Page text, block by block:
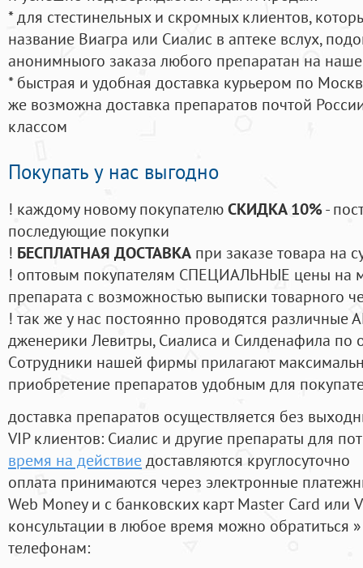
* для стестинельных и скромных клиентов,
название Виагра или Сиалис в аптеке вслух,
анонимныого заказа любого препаратан на
* быстрая и удобная доставка курьером по
же возможна доставка препаратов почтой
классом
Покупать у нас выгодно
! каждому новому покупателюСКИДКА 10%-
последующие покупки
! БЕСПЛАТНАЯ ДОСТАВКА при заказе товара на
! оптовым покупателям СПЕЦИАЛЬНЫЕ цены на
препарата с возможностью выписки товарного
! так же у нас постоянно проводятся
дженерики Левитры, Сиалиса и Силденафила по
Cотрудники нашей фирмы прилагают
приобретение препаратов удобным для
доставка препаратов осуществляется без
VIP клиентов: Сиалис и другие препараты для
время на действиедоставляются круглосуточно
оплата принимаются через электронные
Web Money и с банковских карт Master Card или
консультации в любое время можно обратиться
телефонам: